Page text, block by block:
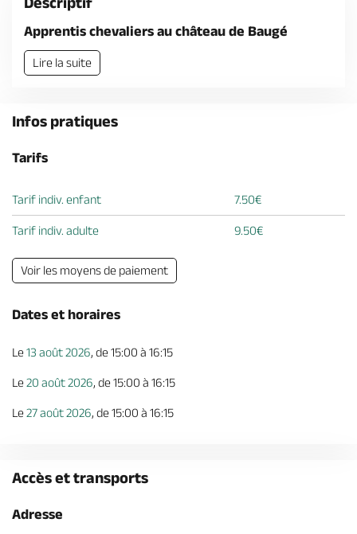
Brochures & Cartes
Apprentis chevaliers au château de Baugé
Lire la suite
Infos pratiques
Tarifs
Tarif indiv. enfant 7.50€
Tarif indiv. adulte 9.50€
Voir les moyens de paiement
Dates et horaires
Le13 août 2026, de 15:00 à 16:15
Le20 août 2026, de 15:00 à 16:15
Le27 août 2026, de 15:00 à 16:15
Accès et transports
Adresse